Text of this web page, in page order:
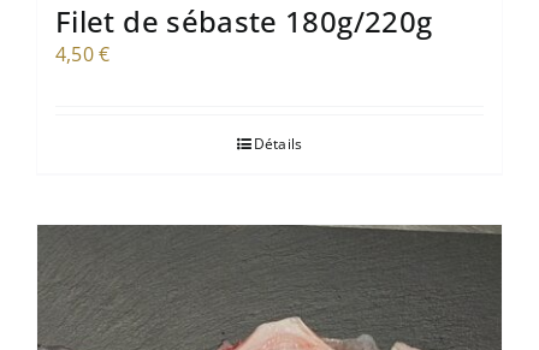
Filet de sébaste 180g/220g
4,50€
Détails